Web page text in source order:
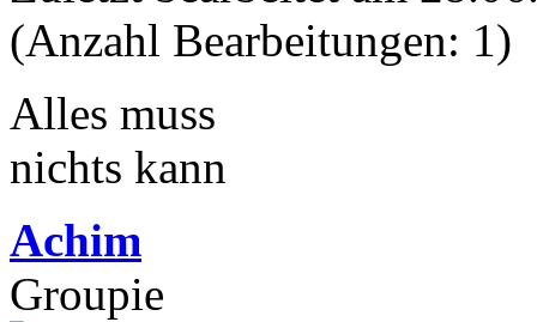
(Anzahl Bearbeitungen: 1)
Alles muss
nichts kann
Achim
Groupie